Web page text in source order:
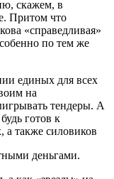
скажем, в
Притом что
«справедливая»
по тем же
единых для всех
на
тендеры. А
готов к
также силовиков
деньгами.